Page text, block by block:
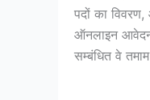
पदों का
ऑनलाइन
सम्बंधित वे